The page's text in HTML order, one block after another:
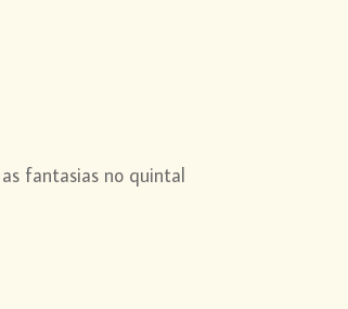
as fantasias no quintal